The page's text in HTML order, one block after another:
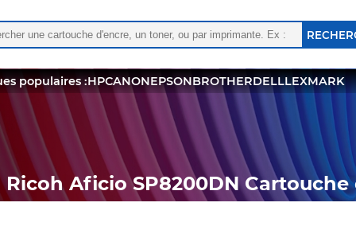
:
les résultats de l'auto-complétion sont disponibles,
populaires :HPCANONEPSONBROTHERDELLLEXMARK
Ricoh Aficio SP8200DN Cartouche